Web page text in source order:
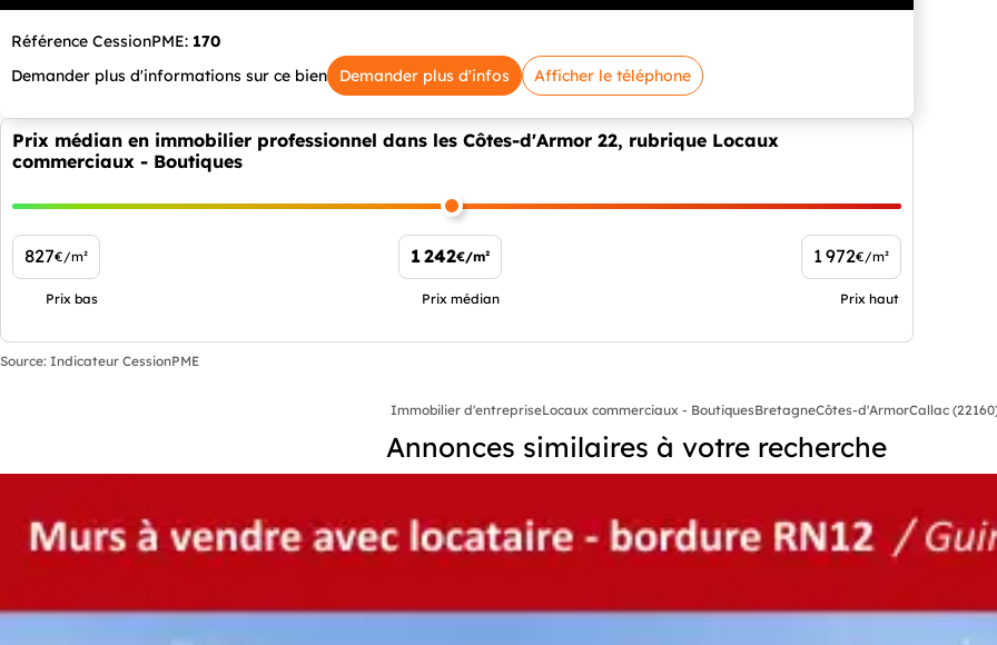
Référence CessionPME: 170
Demander plus d'informations sur ce bien
Demander plus d'infos Afficher le téléphone
Prix médian en immobilier professionnel dans les Côtes-d'Armor 22, rubrique Locaux
commerciaux - Boutiques
827€/m²
Prix bas
1 242€/m²
Prix médian
1 972€/m²
Prix haut
Source: Indicateur CessionPME
Immobilier d'entrepriseLocaux commerciaux - BoutiquesBretagneCôtes-d'ArmorCallac
Annonces similaires à votre recherche